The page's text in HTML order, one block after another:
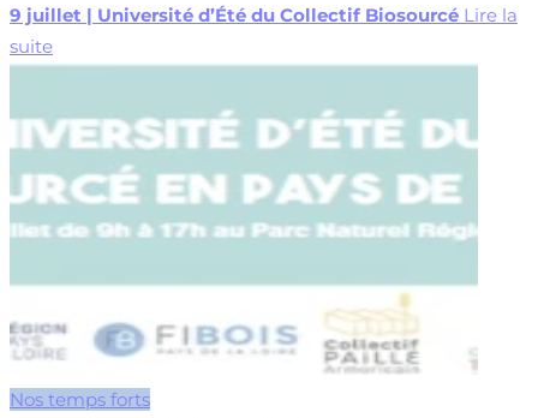
9 juillet | Université d’Été du Collectif Biosourcé Lire la
suite
Nos temps forts